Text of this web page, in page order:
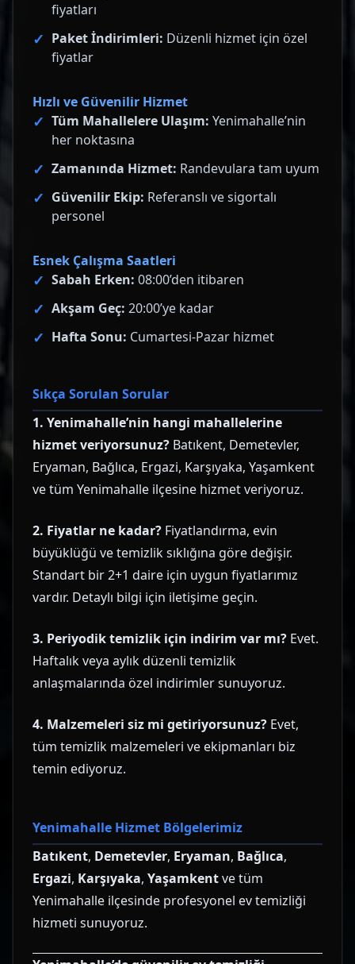
fiyatları
Paket İndirimleri: Düzenli hizmet için özel
fiyatlar
Hızlı ve Güvenilir Hizmet
Tüm Mahallelere Ulaşım: Yenimahalle’nin
her noktasına
Zamanında Hizmet: Randevulara tam uyum
Güvenilir Ekip: Referanslı ve sigortalı
personel
Esnek Çalışma Saatleri
Sabah Erken: 08:00’den itibaren
Akşam Geç: 20:00’ye kadar
Hafta Sonu: Cumartesi-Pazar hizmet
Sıkça Sorulan Sorular
1. Yenimahalle’nin hangi mahallelerine
hizmet veriyorsunuz? Batıkent, Demetevler,
Eryaman, Bağlıca, Ergazi, Karşıyaka, Yaşamkent
ve tüm Yenimahalle ilçesine hizmet veriyoruz.
2. Fiyatlar ne kadar? Fiyatlandırma, evin
büyüklüğü ve temizlik sıklığına göre değişir.
Standart bir 2+1 daire için uygun fiyatlarımız
vardır. Detaylı bilgi için iletişime geçin.
3. Periyodik temizlik için indirim var mı? Evet.
Haftalık veya aylık düzenli temizlik
anlaşmalarında özel indirimler sunuyoruz.
4. Malzemeleri siz mi getiriyorsunuz? Evet,
tüm temizlik malzemeleri ve ekipmanları biz
temin ediyoruz.
Yenimahalle Hizmet Bölgelerimiz
Batıkent, Demetevler, Eryaman, Bağlıca,
Ergazi, Karşıyaka, Yaşamkentve tüm
Yenimahalle ilçesinde profesyonel ev temizliği
hizmeti sunuyoruz.